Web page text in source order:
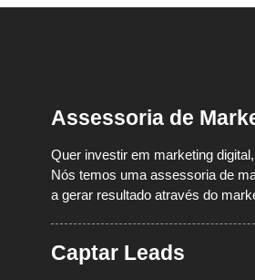
Assessoria de
Quer investir em marketing
Nós temos uma assessoria de
a gerar resultado através do
Captar Leads